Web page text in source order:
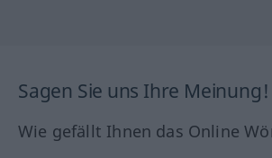
Sagen Sie uns Ihre Meinung!
Wie gefällt Ihnen das Online